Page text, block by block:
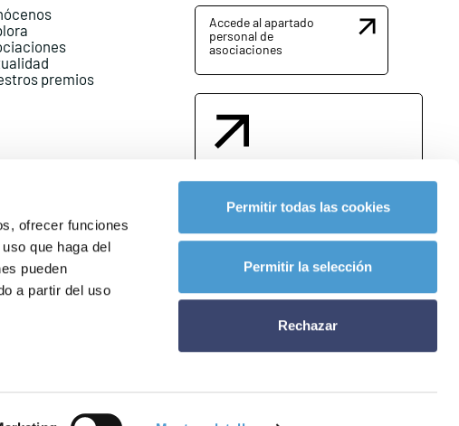
ofrecer funciones
que haga del
pueden
a partir del uso
Permitir todas las cookies
Permitir la selección
Rechazar
premios
Accede al apartado
personal de
asociaciones
Contacta con nosotros
legal